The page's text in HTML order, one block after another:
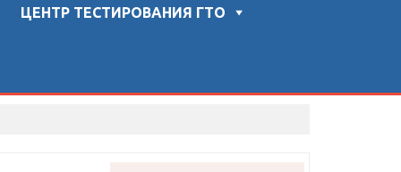
ЦЕНТР ТЕСТИРОВАНИЯ ГТО